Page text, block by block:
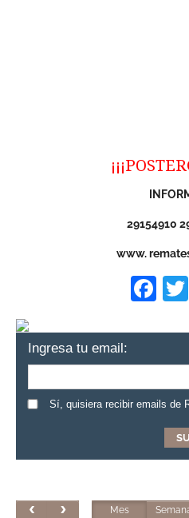
29154910
www.
Ingresa tu email:
Sí, quisiera recibir emails de
Mes